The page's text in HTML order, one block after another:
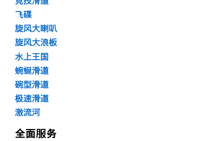
飞碟
旋风大喇叭
旋风大浪板
水上王国
蜿蜒滑道
碗型滑道
极速滑道
激流河
全面服务